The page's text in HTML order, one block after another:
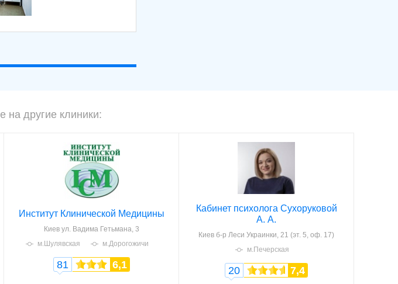
на другие клиники:
Институт Клинической Медицины
Киев ул. Вадима Гетьмана, 3
м.Шулявская
м.Дорогожичи
81 6,1
Кабинет психолога Сухоруковой
А. А.
Киев б-р Леси Украинки, 21 (эт. 5, оф. 17)
м.Печерская
20 7,4